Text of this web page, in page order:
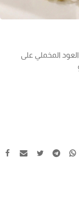
المخملي على